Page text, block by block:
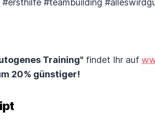
#teambuilding
Training" findet Ihr auf
20% günstiger!